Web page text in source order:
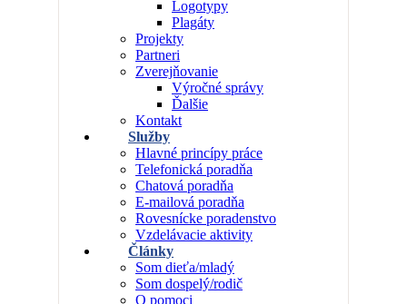
Logotypy
Plagáty
Projekty
Partneri
Zverejňovanie
Výročné správy
Ďalšie
Kontakt
Služby
Hlavné princípy práce
Telefonická poradňa
Chatová poradňa
E-mailová poradňa
Rovesnícke poradenstvo
Vzdelávacie aktivity
Články
Som dieťa/mladý
Som dospelý/rodič
O pomoci